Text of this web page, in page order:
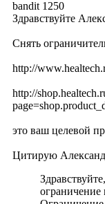
bandit 1250
Здравствуйте
Снять
http://
http://
это ваш целевой
Цитирую
ограничение